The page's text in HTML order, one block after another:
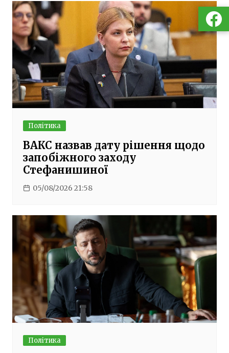
Політика
ВАКС назвав дату рішення щодо
запобіжного заходу
Стефанишиної
05/08/2026 21:58
Політика